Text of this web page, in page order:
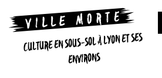
CULTURE EN SOUS-SOL À LYON ET SES
ENVIRONS